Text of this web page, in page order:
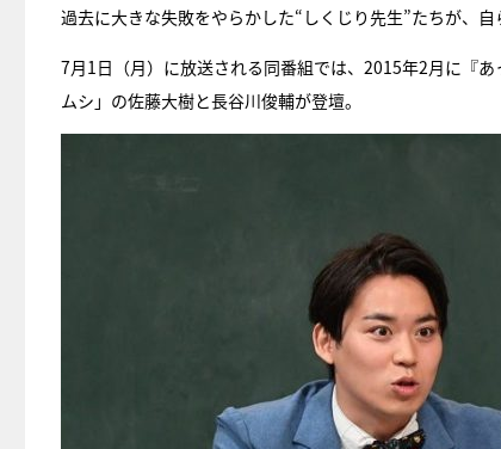
過去に大きな失敗をやらかした“しくじり先生”たちが、
7月1日（月）に放送される同番組では、2015年2月に『
ムシ」の佐藤大樹と長谷川俊輔が登壇。